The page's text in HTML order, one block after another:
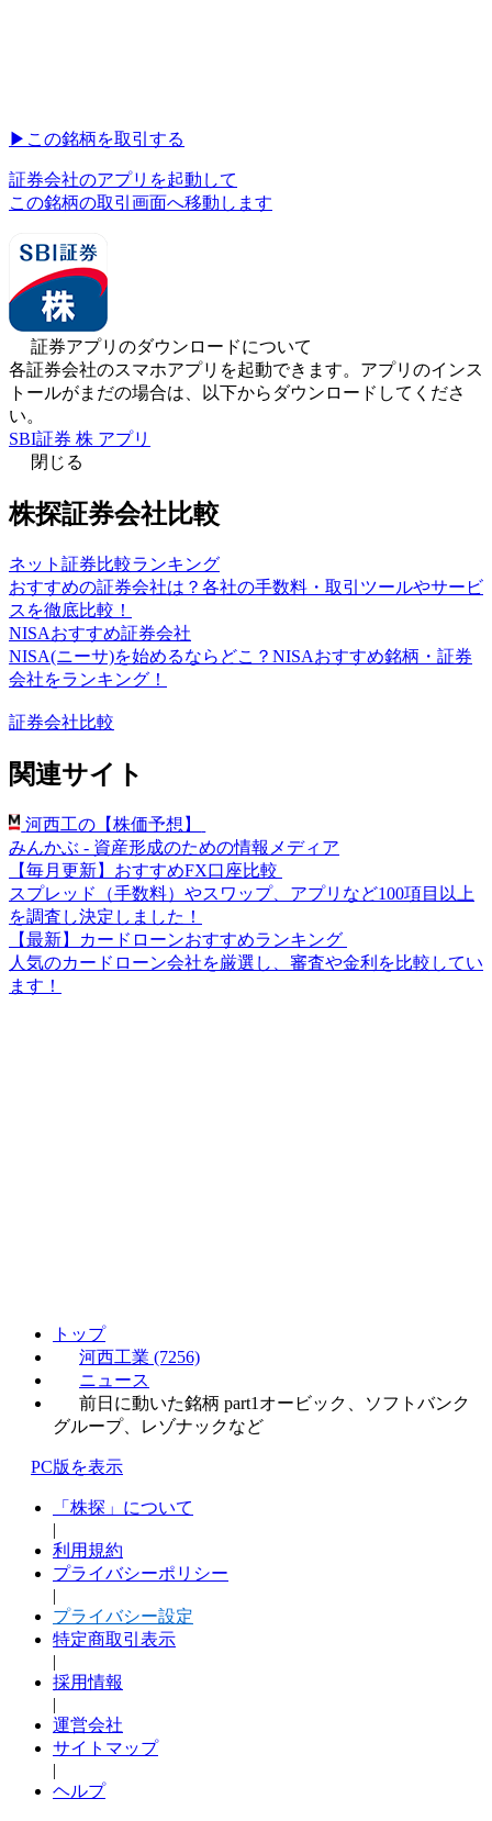
▶︎ この銘柄を取引する
証券会社のアプリを起動して
この銘柄の取引画面へ移動します
証券アプリのダウンロードについて
各証券会社のスマホアプリを起動できます。アプリのインス
トールがまだの場合は、以下からダウンロードしてくださ
い。
SBI証券 株 アプリ
閉じる
株探証券会社比較
ネット証券比較ランキング
おすすめの証券会社は？各社の手数料・取引ツールやサービ
スを徹底比較！
NISAおすすめ証券会社
NISA(ニーサ)を始めるならどこ？NISAおすすめ銘柄・証券
会社をランキング！
証券会社比較
関連サイト
河西工の【株価予想】
みんかぶ - 資産形成のための情報メディア
【毎月更新】おすすめFX口座比較
スプレッド（手数料）やスワップ、アプリなど100項目以上
を調査し決定しました！
【最新】カードローンおすすめランキング
人気のカードローン会社を厳選し、審査や金利を比較してい
ます！
トップ
河西工業 (7256)
ニュース
前日に動いた銘柄 part1オービック、ソフトバンク
グループ、レゾナックなど
PC版を表示
「株探」について
|
利用規約
プライバシーポリシー
|
プライバシー設定
特定商取引表示
|
採用情報
|
運営会社
サイトマップ
|
ヘルプ